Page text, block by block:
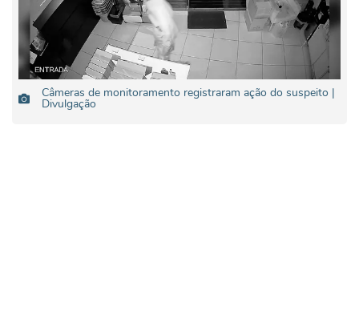
Câmeras de monitoramento registraram ação do suspeito |
Divulgação